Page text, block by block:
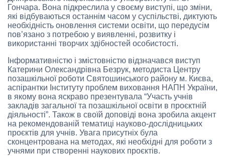
Гончара. Вона підкреслила у своєму виступі, що зміни,
які відбуваються останнім часом у суспільстві, диктують
необхідність оновлення системи освіти, що передусім
пов’язано з потребою у виявленні, розвитку і
використанні творчих здібностей особистості.
Інформативністю і змістовністю відзначався виступ
Катерини Олександрівна Безрук, методиста Центру
позашкільної роботи Святошинського району м. Києва,
аспірантки Інституту проблем виховання НАПН України,
в якому вона яскраво презентувала “Участь учнів
закладів загальної та позашкільної освіти в проєктній
діяльності”. Також в своїй доповіді вона зробила акцент
на рекомендованій тематиці науково-дослідницьких
проєктів для учнів. Увага присутніх була
сконцентрована на методах, які необхідні для роботи з
учнями при створенні наукових проєктів.